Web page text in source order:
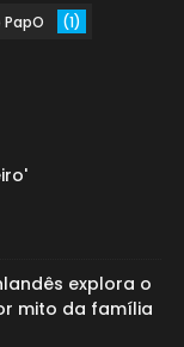
(1)
explora o
mito da família